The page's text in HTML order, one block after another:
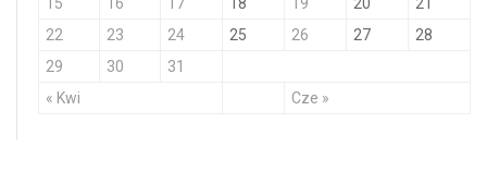
« Kwi Cze »
15
16 17 18 19 20
21
22
23 24 25 26 27
28
29
30 31